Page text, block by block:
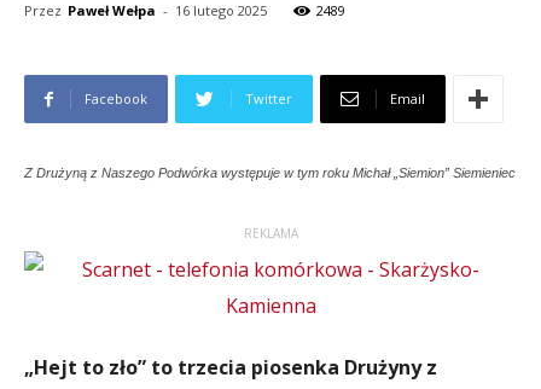
Przez Paweł Wełpa - 16 lutego 2025 2489
Facebook Twitter Email
Z Drużyną z Naszego Podwórka występuje w tym roku Michał „Siemion” Siemieniec
REKLAMA
„Hejt to zło” to trzecia piosenka Drużyny z